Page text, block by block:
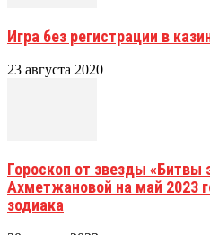
Игра без регистрации в
23 августа 2020
Гороскоп от звезды
Ахметжановой на май 2023
зодиака